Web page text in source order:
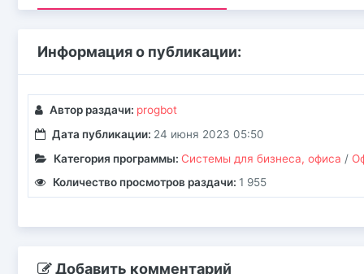
Информация о публикации:
Автор раздачи: progbot
Дата публикации: 24 июня 2023 05:50
Категория программы: Системы для бизнеса, офиса /
Количество просмотров раздачи: 1 955
Добавить комментарий